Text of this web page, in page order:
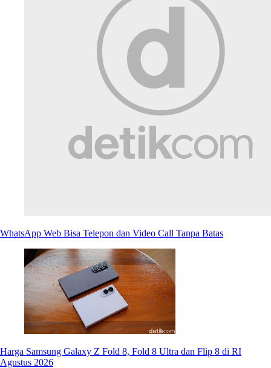
WhatsApp Web Bisa Telepon dan Video Call Tanpa Batas
Harga Samsung Galaxy Z Fold 8, Fold 8 Ultra dan Flip 8 di RI
Agustus 2026